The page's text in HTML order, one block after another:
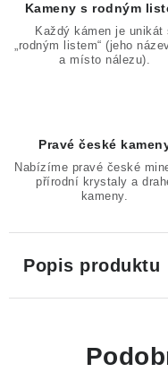
Kameny s rodným
Každý kámen je unikát
„rodným listem“ (jeho
a místo nálezu).
Pravé české
Nabízíme pravé české
přírodní krystaly a
kameny.
Popis produktu